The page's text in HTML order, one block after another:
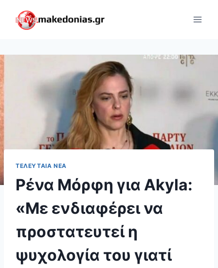
content
ΤΕΛΕΥΤΑΊΑ ΝΈΑ
Ρένα Μόρφη για Akyla:
«Με ενδιαφέρει να
προστατευτεί η
ψυχολογία του γιατί